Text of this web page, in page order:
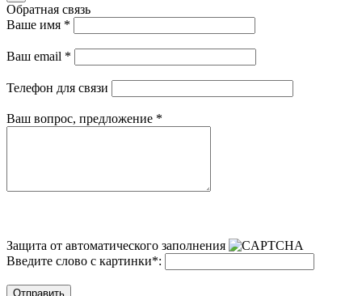
Обратная связь
Ваше имя *
Ваш email *
Телефон для связи
Ваш вопрос, предложение *
Защита от автоматического заполнения
Введите слово с картинки*:
Отправить